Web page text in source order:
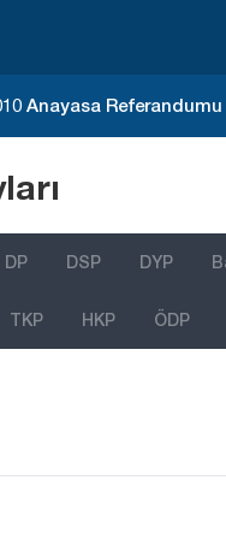
Anayasa Referandumu
DP DSP DYP
TKP HKP ÖDP